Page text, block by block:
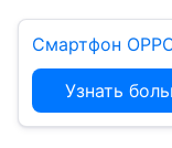
Смартфон
Узнать